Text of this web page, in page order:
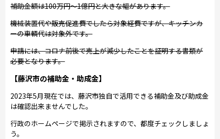
補助金額は100万円～1億円と大きな幅があります。
機械装置代や販売促進費でしたら対象経費ですが、キッチンカ
ーの車輌代は対象外です。
申請には、コロナ前後で売上が減少したことを証明する書類が
必要となります。
【藤沢市の補助金・助成金】
2023年5月現在では、藤沢市独自で活用できる補助金及び助成金
は確認出来ませんでした。
行政のホームページで掲示されますので、都度チェックしましょ
う。